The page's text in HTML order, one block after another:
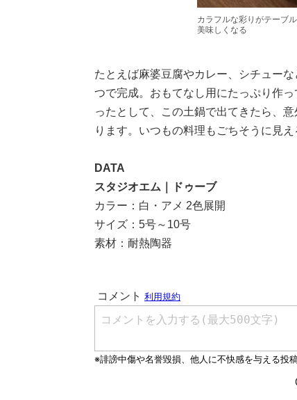
カラフルな彩りがテーブ
美味しくなる
たとえば麻婆豆腐やカレー、シチュー
つで完成。おもてなし用にたっぷり作
ったとして、この土鍋で出てきたら、
ります。いつもの料理もごちそうに見え
DATA
スタジオエム｜ドゥーブ
カラー：白・アメ 2色展開
サイズ：5号～10号
素材：耐熱陶器